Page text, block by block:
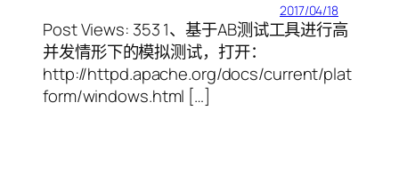
2017/04/18
Post Views: 353 1、基于AB测试工具进行高
并发情形下的模拟测试，打开：
http://httpd.apache.org/docs/current/plat
form/windows.html […]